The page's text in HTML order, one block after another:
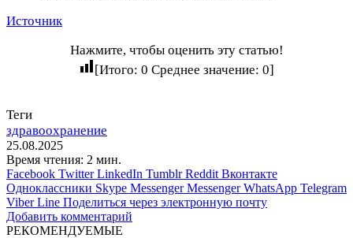
Источник
Нажмите, чтобы оценить эту статью!
[Итого: 0 Среднее значение: 0]
Теги
здравоохранение
25.08.2025
Время чтения: 2 мин.
Facebook Twitter LinkedIn Tumblr Reddit Вконтакте
Одноклассники Skype Messenger Messenger WhatsApp Telegram
Viber Line Поделиться через электронную почту
Добавить комментарий
РЕКОМЕНДУЕМЫЕ